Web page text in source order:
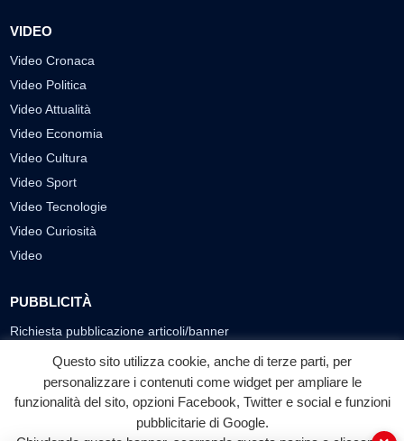
VIDEO
Video Cronaca
Video Politica
Video Attualità
Video Economia
Video Cultura
Video Sport
Video Tecnologie
Video Curiosità
Video
PUBBLICITÀ
Richiesta pubblicazione articoli/banner
SEGUICI SUI SOCIAL
f
Facebook
◎ ▶
YouTube
Questo sito utilizza cookie, anche di terze parti, per
personalizzare i contenuti come widget per ampliare le
funzionalità del sito, opzioni Facebook, Twitter e social e funzioni
pubblicitarie di Google.